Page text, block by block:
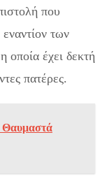
που
των
έχει δεκτή
πατέρες.
Θαυμαστά